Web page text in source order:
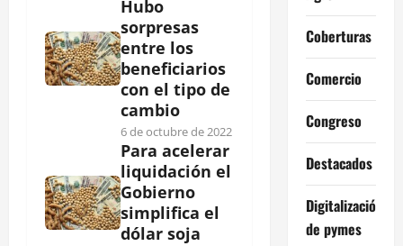
Hubo
sorpresas
entre los
beneficiarios
con el tipo de
cambio
6 de octubre de 2022
Para acelerar
liquidación el
Gobierno
simplifica el
dólar soja
Coberturas
Comercio
Congreso
Destacados
Digitalización
de pymes